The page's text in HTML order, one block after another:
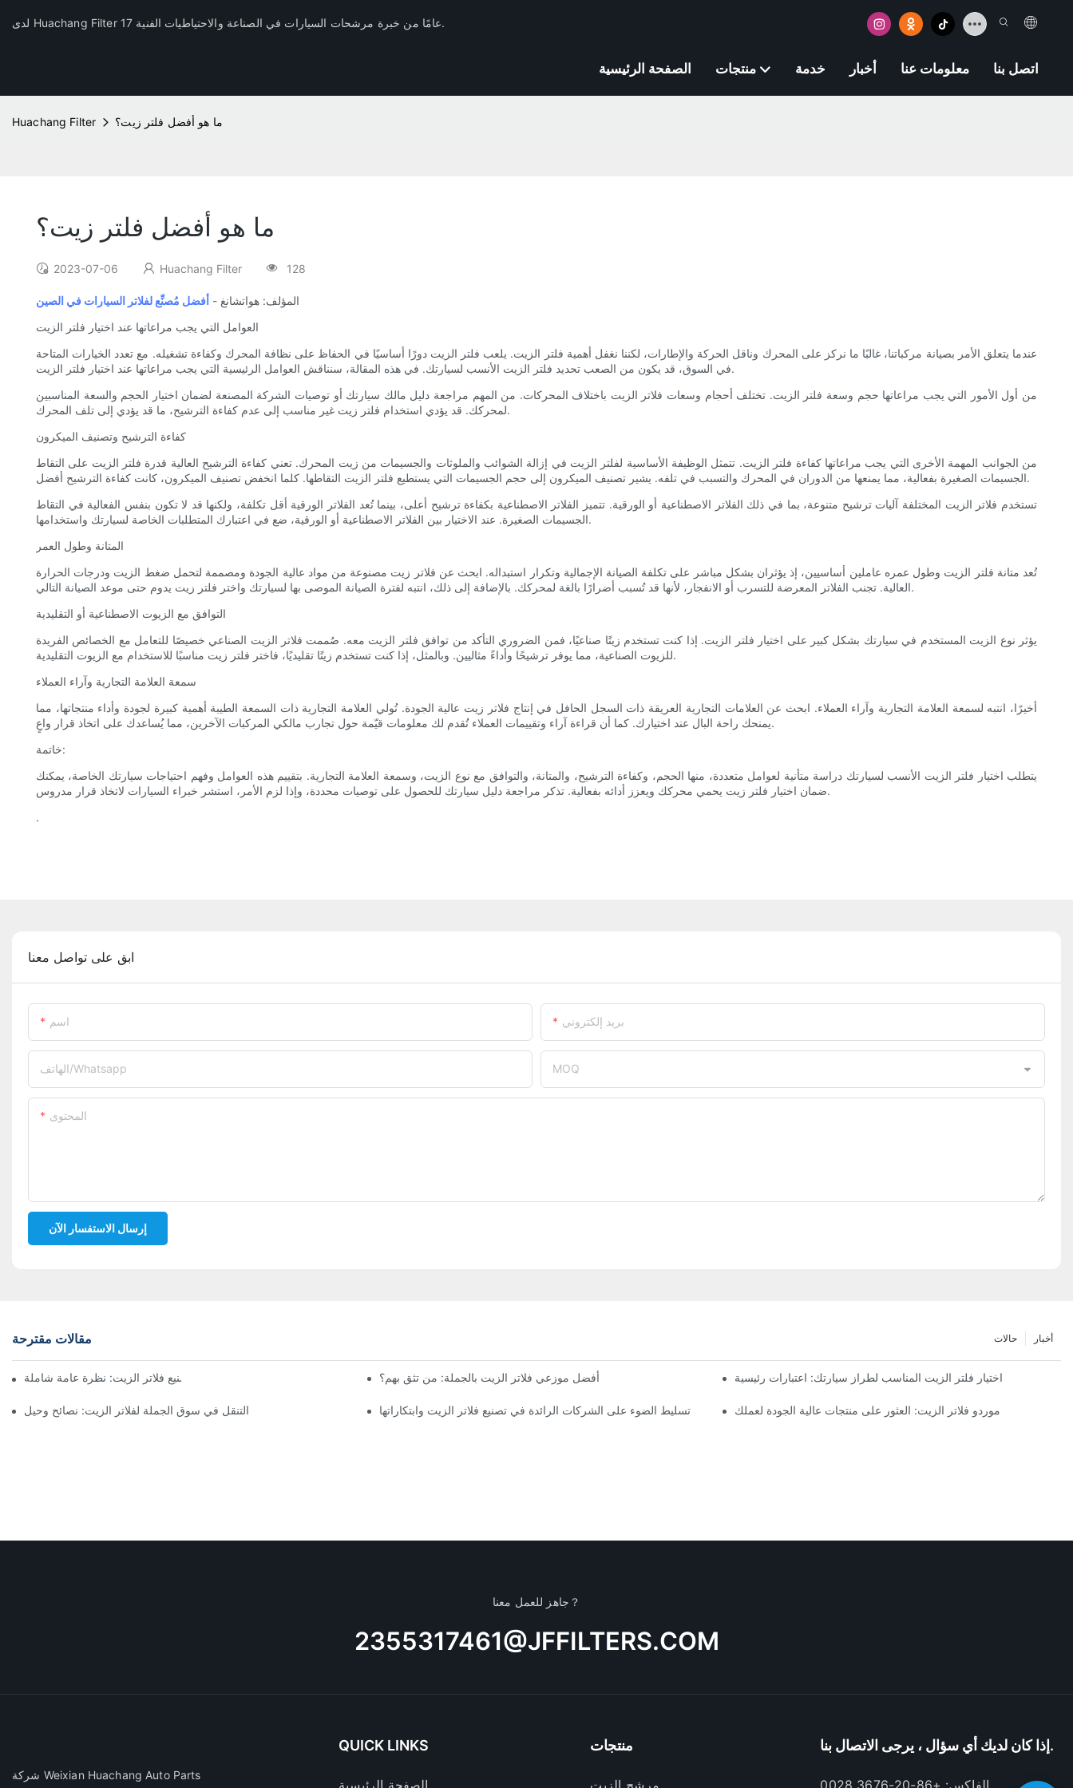
لدى Huachang Filter 17 عامًا من خبرة مرشحات السيارات في الصناعة والاحتياطيات الفنية.
الصفحة الرئيسية منتجات خدمة أخبار معلومات عنا اتصل بنا
Huachang Filter ما هو أفضل فلتر زيت؟
ما هو أفضل فلتر زيت؟
2023-07-06 Huachang Filter 128
المؤلف: هواتشانغ - أفضل مُصنِّع لفلاتر السيارات في الصين
العوامل التي يجب مراعاتها عند اختيار فلتر الزيت
عندما يتعلق الأمر بصيانة مركباتنا، غالبًا ما نركز على المحرك وناقل الحركة والإطارات، لكننا نغفل أهمية فلتر الزيت. يلعب فلتر الزيت دورًا أساسيًا في الحفاظ على نظافة المحرك وكفاءة تشغيله. مع تعدد الخيارات المتاحة
في السوق، قد يكون من الصعب تحديد فلتر الزيت الأنسب لسيارتك. في هذه المقالة، سنناقش العوامل الرئيسية التي يجب مراعاتها عند اختيار فلتر الزيت.
من أول الأمور التي يجب مراعاتها حجم وسعة فلتر الزيت. تختلف أحجام وسعات فلاتر الزيت باختلاف المحركات. من المهم مراجعة دليل مالك سيارتك أو توصيات الشركة المصنعة لضمان اختيار الحجم والسعة المناسبين
لمحركك. قد يؤدي استخدام فلتر زيت غير مناسب إلى عدم كفاءة الترشيح، ما قد يؤدي إلى تلف المحرك.
كفاءة الترشيح وتصنيف الميكرون
من الجوانب المهمة الأخرى التي يجب مراعاتها كفاءة فلتر الزيت. تتمثل الوظيفة الأساسية لفلتر الزيت في إزالة الشوائب والملوثات والجسيمات من زيت المحرك. تعني كفاءة الترشيح العالية قدرة فلتر الزيت على التقاط
الجسيمات الصغيرة بفعالية، مما يمنعها من الدوران في المحرك والتسبب في تلفه. يشير تصنيف الميكرون إلى حجم الجسيمات التي يستطيع فلتر الزيت التقاطها. كلما انخفض تصنيف الميكرون، كانت كفاءة الترشيح أفضل.
تستخدم فلاتر الزيت المختلفة آليات ترشيح متنوعة، بما في ذلك الفلاتر الاصطناعية أو الورقية. تتميز الفلاتر الاصطناعية بكفاءة ترشيح أعلى، بينما تُعد الفلاتر الورقية أقل تكلفة، ولكنها قد لا تكون بنفس الفعالية في التقاط
الجسيمات الصغيرة. عند الاختيار بين الفلاتر الاصطناعية أو الورقية، ضع في اعتبارك المتطلبات الخاصة لسيارتك واستخدامها.
المتانة وطول العمر
تُعد متانة فلتر الزيت وطول عمره عاملين أساسيين، إذ يؤثران بشكل مباشر على تكلفة الصيانة الإجمالية وتكرار استبداله. ابحث عن فلاتر زيت مصنوعة من مواد عالية الجودة ومصممة لتحمل ضغط الزيت ودرجات الحرارة
العالية. تجنب الفلاتر المعرضة للتسرب أو الانفجار، لأنها قد تُسبب أضرارًا بالغة لمحركك. بالإضافة إلى ذلك، انتبه لفترة الصيانة الموصى بها لسيارتك واختر فلتر زيت يدوم حتى موعد الصيانة التالي.
التوافق مع الزيوت الاصطناعية أو التقليدية
يؤثر نوع الزيت المستخدم في سيارتك بشكل كبير على اختيار فلتر الزيت. إذا كنت تستخدم زيتًا صناعيًا، فمن الضروري التأكد من توافق فلتر الزيت معه. صُممت فلاتر الزيت الصناعي خصيصًا للتعامل مع الخصائص الفريدة
للزيوت الصناعية، مما يوفر ترشيحًا وأداءً مثاليين. وبالمثل، إذا كنت تستخدم زيتًا تقليديًا، فاختر فلتر زيت مناسبًا للاستخدام مع الزيوت التقليدية.
سمعة العلامة التجارية وآراء العملاء
أخيرًا، انتبه لسمعة العلامة التجارية وآراء العملاء. ابحث عن العلامات التجارية العريقة ذات السجل الحافل في إنتاج فلاتر زيت عالية الجودة. تُولي العلامة التجارية ذات السمعة الطيبة أهمية كبيرة لجودة وأداء منتجاتها، مما
يمنحك راحة البال عند اختيارك. كما أن قراءة آراء وتقييمات العملاء تُقدم لك معلومات قيّمة حول تجارب مالكي المركبات الآخرين، مما يُساعدك على اتخاذ قرار واعٍ.
خاتمة:
يتطلب اختيار فلتر الزيت الأنسب لسيارتك دراسة متأنية لعوامل متعددة، منها الحجم، وكفاءة الترشيح، والمتانة، والتوافق مع نوع الزيت، وسمعة العلامة التجارية. بتقييم هذه العوامل وفهم احتياجات سيارتك الخاصة، يمكنك
ضمان اختيار فلتر زيت يحمي محركك ويعزز أدائه بفعالية. تذكر مراجعة دليل سيارتك للحصول على توصيات محددة، وإذا لزم الأمر، استشر خبراء السيارات لاتخاذ قرار مدروس.
.
ابق على تواصل معنا
اسم بريد إلكتروني
الهاتف/whatsapp MOQ
المحتوى
إرسال الاستفسار الآن
مقالات مقترحة أخبار حالات
أفضل شركات تصنيع فلاتر الزيت: نظرة عامة شاملة أفضل موزعي فلاتر الزيت بالجملة: من تثق بهم؟ اختيار فلتر الزيت المناسب لطراز سيارتك: اعتبارات رئيسية
التنقل في سوق الجملة لفلاتر الزيت: نصائح وحيل تسليط الضوء على الشركات الرائدة في تصنيع فلاتر الزيت وابتكاراتها موردو فلاتر الزيت: العثور على منتجات عالية الجودة لعملك
جاهز للعمل معنا？
2355317461@JFFILTERS.COM
شركة Weixian Huachang Auto Parts
QUICK LINKS منتجات إذا كان لديك أي سؤال ، يرجى الاتصال بنا.